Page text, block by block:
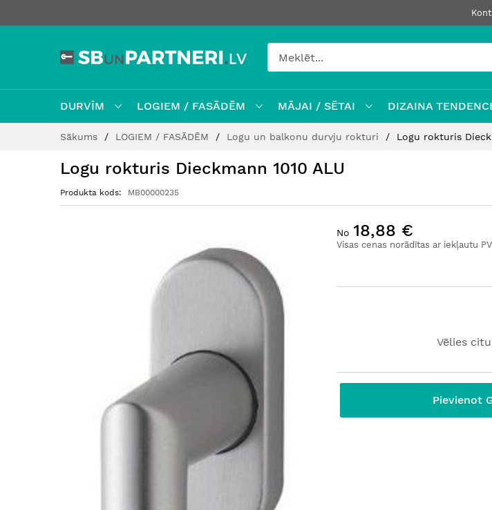
DURVĪM LOGIEM / FASĀDĒM MĀJAI / SĒTAI DIZAINA
Sākums LOGIEM / FASĀDĒM Logu un balkonu durvju rokturi Logu rokturis
Logu rokturis Dieckmann 1010 ALU
Produkta kods MB00000235
Visas cenas norādītas ar iekļautu
No 18,88 €
Vēlies
Pievienot